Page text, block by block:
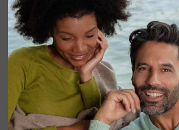
Muški džemperi s okruglim izrezom